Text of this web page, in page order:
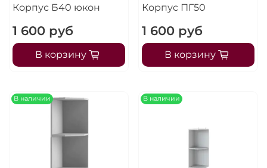
Корпус Б40 юкон
1 600 руб
В корзину
Корпус ПГ50
1 600 руб
В корзину
В наличии В наличии